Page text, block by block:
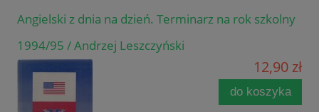
Angielski z dnia na dzień. Terminarz na rok szkolny
1994/95 / Andrzej Leszczyński
12,90 zł
do koszyka